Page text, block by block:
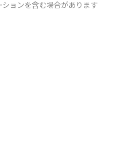
ョンを含む場合があります